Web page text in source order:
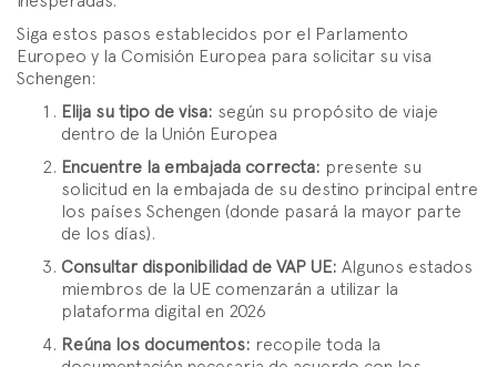
Siga estos pasos establecidos por el Parlamento
Europeo y la Comisión Europea para solicitar su visa
Schengen:
Elija su tipo de visa: según su propósito de viaje
dentro de la Unión Europea
Encuentre la embajada correcta: presente su
solicitud en la embajada de su destino principal entre
los países Schengen (donde pasará la mayor parte
de los días).
Consultar disponibilidad de VAP UE: Algunos estados
miembros de la UE comenzarán a utilizar la
plataforma digital en 2026
Reúna los documentos: recopile toda la